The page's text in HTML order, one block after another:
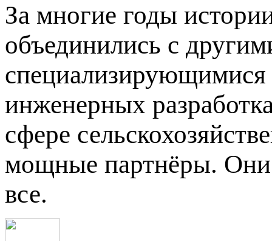
За многие годы
объединились с
специализирующимися
инженерных
сфере
мощные партнёры.
все.